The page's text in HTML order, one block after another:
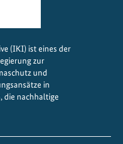
(IKI) ist eines der
zur
und
in
die nachhaltige